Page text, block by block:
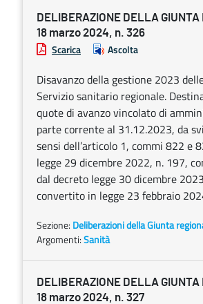
DELIBERAZIONE DELLA GIUNTA
18 marzo 2024, n. 326
Scarica Ascolta
Disavanzo della gestione 2023
Servizio sanitario regionale.
quote di avanzo vincolato di
parte corrente al 31.12.2023, da
sensi dell’articolo 1, commi 822 e
legge 29 dicembre 2022, n. 197,
dal decreto legge 30 dicembre
convertito in legge 23 febbraio
Sezione: Deliberazioni della Giunta
Argomenti:Sanità
DELIBERAZIONE DELLA GIUNTA
18 marzo 2024, n. 327